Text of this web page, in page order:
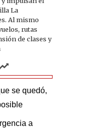
La
Al mismo
rutas
de clases y
se quedó,
a